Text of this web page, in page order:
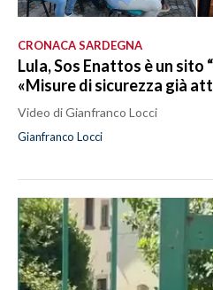
CRONACA SARDEGNA
Lula, Sos Enattos è un sito
«Misure di sicurezza già
Video di Gianfranco Locci
Gianfranco Locci